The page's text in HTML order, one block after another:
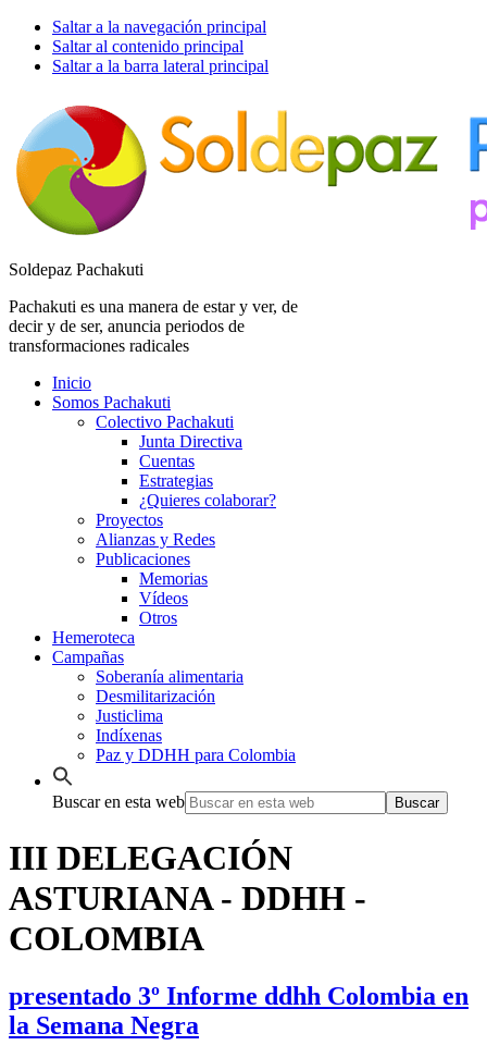
Saltar a la navegación principal
Saltar al contenido principal
Saltar a la barra lateral principal
Soldepaz Pachakuti
Pachakuti es una manera de estar y ver, de
decir y de ser, anuncia periodos de
transformaciones radicales
Inicio
Somos Pachakuti
Colectivo Pachakuti
Junta Directiva
Cuentas
Estrategias
¿Quieres colaborar?
Proyectos
Alianzas y Redes
Publicaciones
Memorias
Vídeos
Otros
Hemeroteca
Campañas
Soberanía alimentaria
Desmilitarización
Justiclima
Indíxenas
Paz y DDHH para Colombia
Buscar en esta web
III DELEGACIÓN
ASTURIANA - DDHH -
COLOMBIA
presentado 3º Informe ddhh Colombia en
la Semana Negra